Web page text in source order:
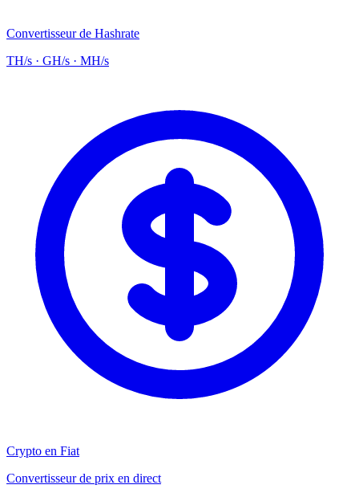
Convertisseur de Hashrate
TH/s · GH/s · MH/s
Crypto en Fiat
Convertisseur de prix en direct